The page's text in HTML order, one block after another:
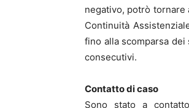
negativo, potrò tornare
Continuità
fino alla scomparsa
consecutivi.
Contatto di caso
Sono stato a